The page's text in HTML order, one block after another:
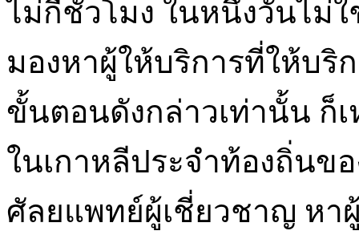
ไม่กี่ชั่วโมง ในหนึ่งวันไม่
มองหาผู้ให้บริการที่ให้บริ
ขั้นตอนดังกล่าวเท่านั้น ก็
ในเกาหลีประจำท้องถิ่นข
ศัลยแพทย์ผู้เชี่ยวชาญ หา